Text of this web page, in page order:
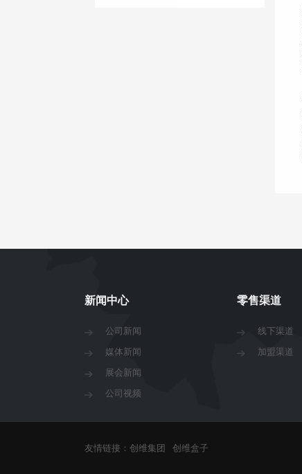
新闻中心
公司新闻
媒体新闻
展会新闻
公司视频
零售渠道
线下渠道
加盟渠道
友情链接： 创维集团 创维盒子